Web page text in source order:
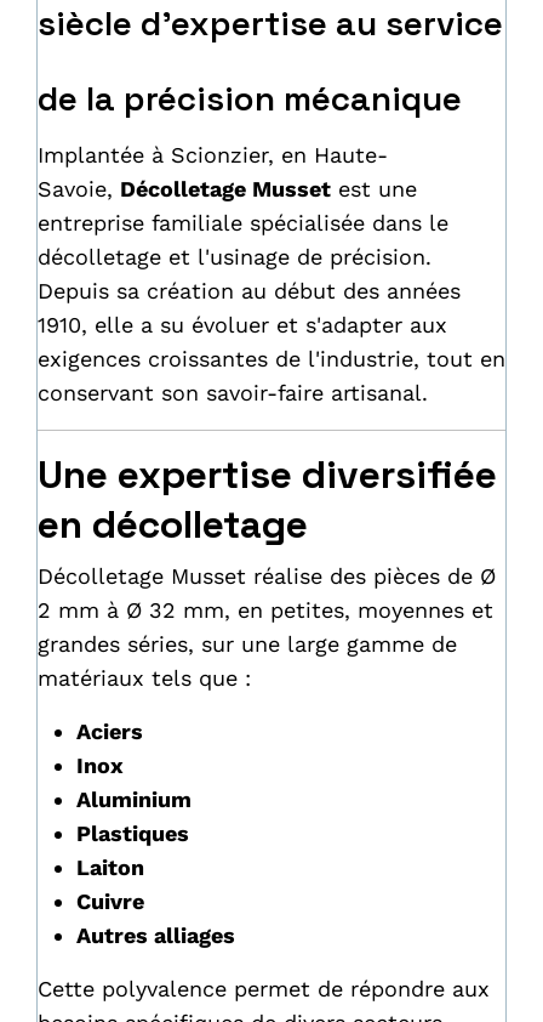
siècle d'expertise au service
de la précision mécanique
Implantée à Scionzier, en Haute-
Savoie, Décolletage Musset est une
entreprise familiale spécialisée dans le
décolletage et l'usinage de précision.
Depuis sa création au début des années
1910, elle a su évoluer et s'adapter aux
exigences croissantes de l'industrie, tout en
conservant son savoir-faire artisanal.
Une expertise diversifiée
en décolletage
Décolletage Musset réalise des pièces de Ø
2 mm à Ø 32 mm, en petites, moyennes et
grandes séries, sur une large gamme de
matériaux tels que :
Aciers
Inox
Aluminium
Plastiques
Laiton
Cuivre
Autres alliages
Cette polyvalence permet de répondre aux